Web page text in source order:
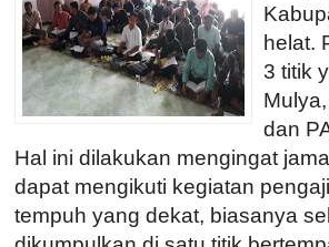
helat.
3 titik
dan
Hal ini dilakukan mengingat
dapat mengikuti kegiatan
tempuh yang dekat, biasanya